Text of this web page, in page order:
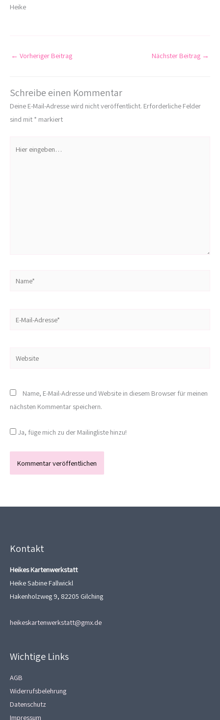
Heike
← Vorheriger Beitrag Nächster Beitrag →
Schreibe einen Kommentar
Deine E-Mail-Adresse wird nicht veröffentlicht. Erforderliche Felder
sind mit * markiert
eingeben…
Website
Name, E-Mail-Adresse und Website in diesem Browser für meinen
nächsten Kommentar speichern.
Ja, füge mich zu der Mailingliste hinzu!
Kontakt
Heikes Kartenwerkstatt
Heike Sabine Fallwickl
Hakenholzweg 9, 82205 Gilching
heikeskartenwerkstatt@gmx.de
Wichtige Links
AGB
Widerrufsbelehrung
Datenschutz
Impressum